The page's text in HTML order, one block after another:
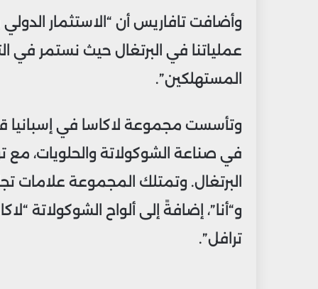
وأضافت تافاريس أن “الاستثمار
عملياتنا في البرتغال حيث نستمر في
المستهلكين”.
البرتغال. وتمتلك المجموعة علامات
و“أنا”، إضافةً إلى ألواح الشوكولاتة
ترافل”.